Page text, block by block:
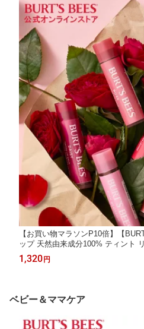
【お買い物マラソンP10倍】【
ップ 天然由来成分100% ティント
クリーム 色付き ティントバーム バ
ズワックス 蜂蜜 ハチミツ ココナッ
1,320 円
ベビー＆ママケア